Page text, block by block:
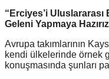
“Erciyes’i
Geleni Yapmaya
Avrupa takımlarının
kendi ülkelerinde örnek
konuşmasında şunları